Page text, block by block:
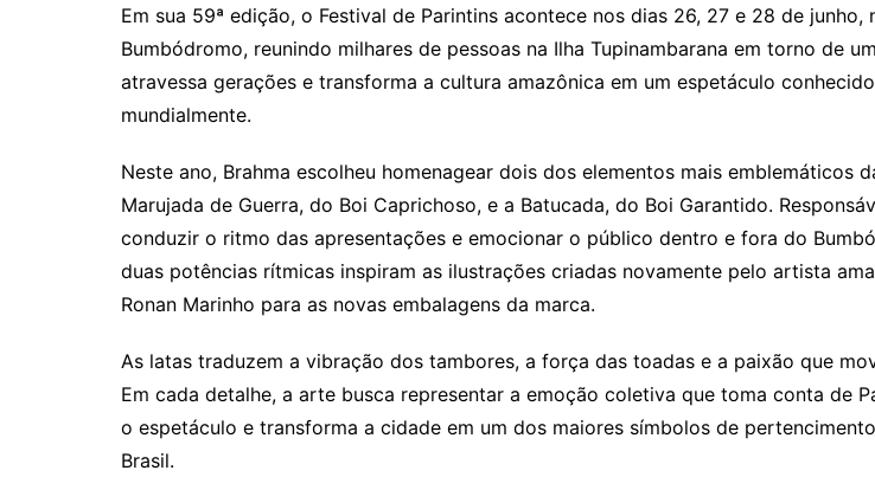
Em sua 59ª edição, o Festival de Parintins acontece nos dias 26, 27 e 28 de junho,
Bumbódromo, reunindo milhares de pessoas na Ilha Tupinambarana em torno de
atravessa gerações e transforma a cultura amazônica em um espetáculo conhecido
mundialmente.
Neste ano, Brahma escolheu homenagear dois dos elementos mais emblemáticos
Marujada de Guerra, do Boi Caprichoso, e a Batucada, do Boi Garantido.
conduzir o ritmo das apresentações e emocionar o público dentro e fora do
duas potências rítmicas inspiram as ilustrações criadas novamente pelo artista
Ronan Marinho para as novas embalagens da marca.
As latas traduzem a vibração dos tambores, a força das toadas e a paixão que
Em cada detalhe, a arte busca representar a emoção coletiva que toma conta de
o espetáculo e transforma a cidade em um dos maiores símbolos de
Brasil.